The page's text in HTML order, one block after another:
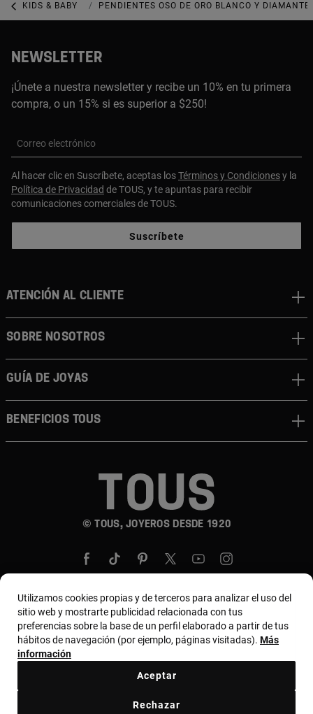
KIDS & BABY KIDS & BABY JOYERÍA
PENDIENTES OSO DE ORO BLANCO Y
NEWSLETTER
¡Únete a nuestra newsletter y recibe un 10% en tu primera
compra, o un 15% si es superior a $250!
Correo electrónico
Al hacer clic en Suscríbete, aceptas losTérminos y Condicionesy la
Política de Privacidad de TOUS, y te apuntas para recibir
comunicaciones comerciales de TOUS.
Suscríbete
© TOUS, JOYEROS DESDE 1920
ATENCIÓN AL CLIENTE
SOBRE NOSOTROS
GUÍA DE JOYAS
BENEFICIOS TOUS
País y moneda:United States Of America / US
Dollar
Utilizamos cookies propias y de terceros para analizar el uso del
sitio web y mostrarte publicidad relacionada con tus
preferencias sobre la base de un perfil elaborado a partir de tus
hábitos de navegación (por ejemplo, páginas visitadas). Más
información
Rechazar
Aceptar